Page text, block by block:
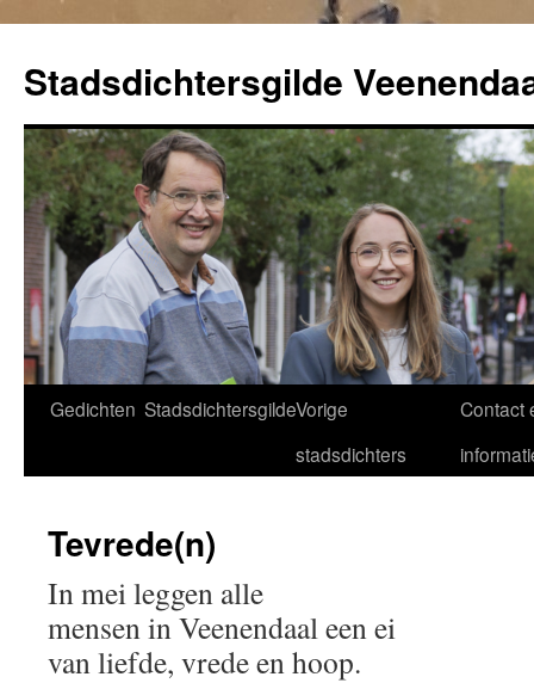
de
inhoud
Stadsdichtersgilde
Gedichten StadsdichtersgildeVorige
stadsdichters
Contact
Tevrede(n)
In mei leggen alle
mensen in Veenendaal een ei
van liefde, vrede en hoop.